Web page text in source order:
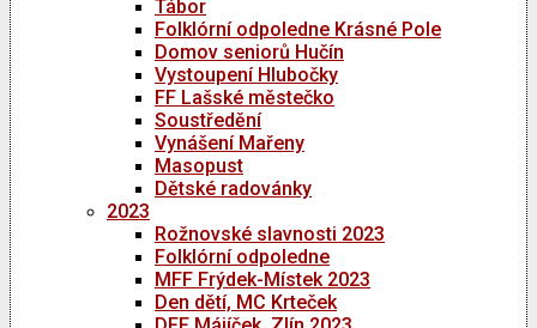
Tábor
Folklórní odpoledne Krásné Pole
Domov seniorů Hučín
Vystoupení Hlubočky
FF Lašské městečko
Soustředění
Vynášení Mařeny
Masopust
Dětské radovánky
2023
Rožnovské slavnosti 2023
Folklórní odpoledne
MFF Frýdek-Místek 2023
Den dětí, MC Krteček